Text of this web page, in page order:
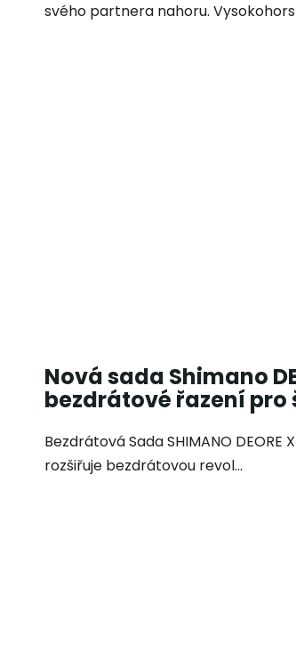
svého partnera nahoru.
Nová sada Shimano
bezdrátové řazení pro
Bezdrátová Sada SHIMANO
rozšiřuje bezdrátovou revol...